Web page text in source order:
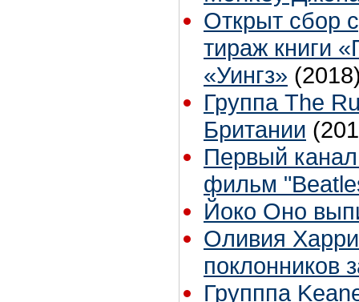
Открыт сбор
тираж книги
«Уингз»
Группа The
Британии
Первый
фильм
Йоко Оно
Оливия
поклонников
Групппа